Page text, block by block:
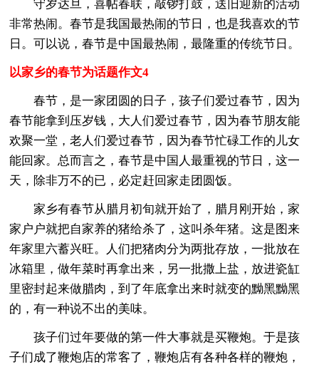
守岁达旦，喜帖春联，敲锣打鼓，送旧迎新的活动
非常热闹。春节是我国最热闹的节日，也是我喜欢的节
日。可以说，春节是中国最热闹，最隆重的传统节日。
以家乡的春节为话题作文4
春节，是一家团圆的日子，孩子们爱过春节，因为
春节能拿到压岁钱，大人们爱过春节，因为春节朋友能
欢聚一堂，老人们爱过春节，因为春节忙碌工作的儿女
能回家。总而言之，春节是中国人最重视的节日，这一
天，除非万不的已，必定赶回家走团圆饭。
家乡有春节从腊月初旬就开始了，腊月刚开始，家
家户户就把自家养的猪给杀了，这叫杀年猪。这是图来
年家里六蓄兴旺。人们把猪肉分为两批存放，一批放在
冰箱里，做年菜时再拿出来，另一批撒上盐，放进瓷缸
里密封起来做腊肉，到了年底拿出来时就变的黝黑黝黑
的，有一种说不出的美味。
孩子们过年要做的第一件大事就是买鞭炮。于是孩
子们成了鞭炮店的常客了，鞭炮店有各种各样的鞭炮，